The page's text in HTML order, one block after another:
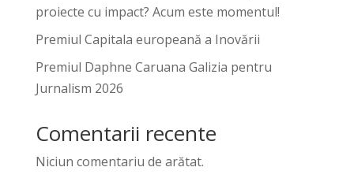
proiecte cu impact? Acum este momentul!
Premiul Capitala europeană a Inovării
Premiul Daphne Caruana Galizia pentru
Jurnalism 2026
Comentarii recente
Niciun comentariu de arătat.